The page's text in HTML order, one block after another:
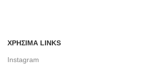
ΧΡΗΣΙΜΑ LINKS
Instagram